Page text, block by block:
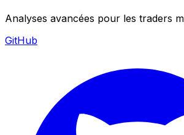
Analyses avancées pour les traders
GitHub